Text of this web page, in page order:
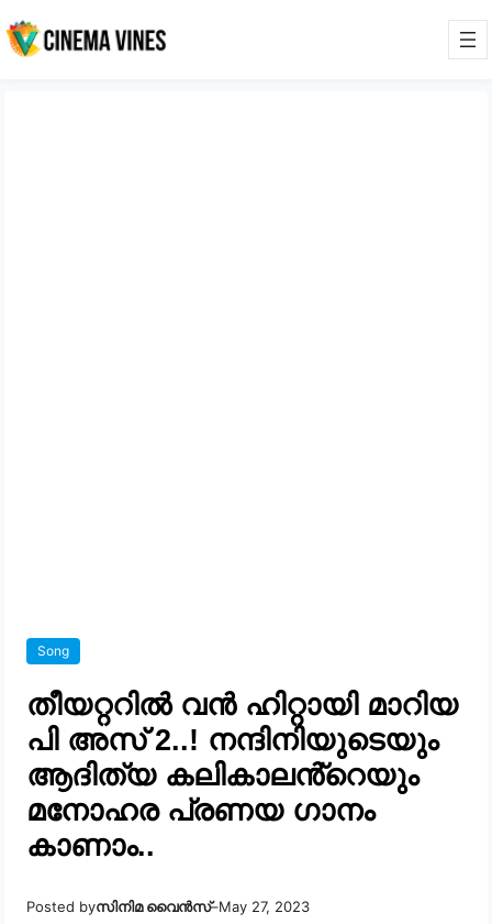
Song
തീയറ്ററിൽ വൻ ഹിറ്റായി മാറിയ
പി അസ് 2..! നന്ദിനിയുടെയും
ആദിത്യ കലികാലൻ്റെയും
മനോഹര പ്രണയ ഗാനം
കാണാം..
Posted byസിനിമ വൈൻസ്–May 27, 2023